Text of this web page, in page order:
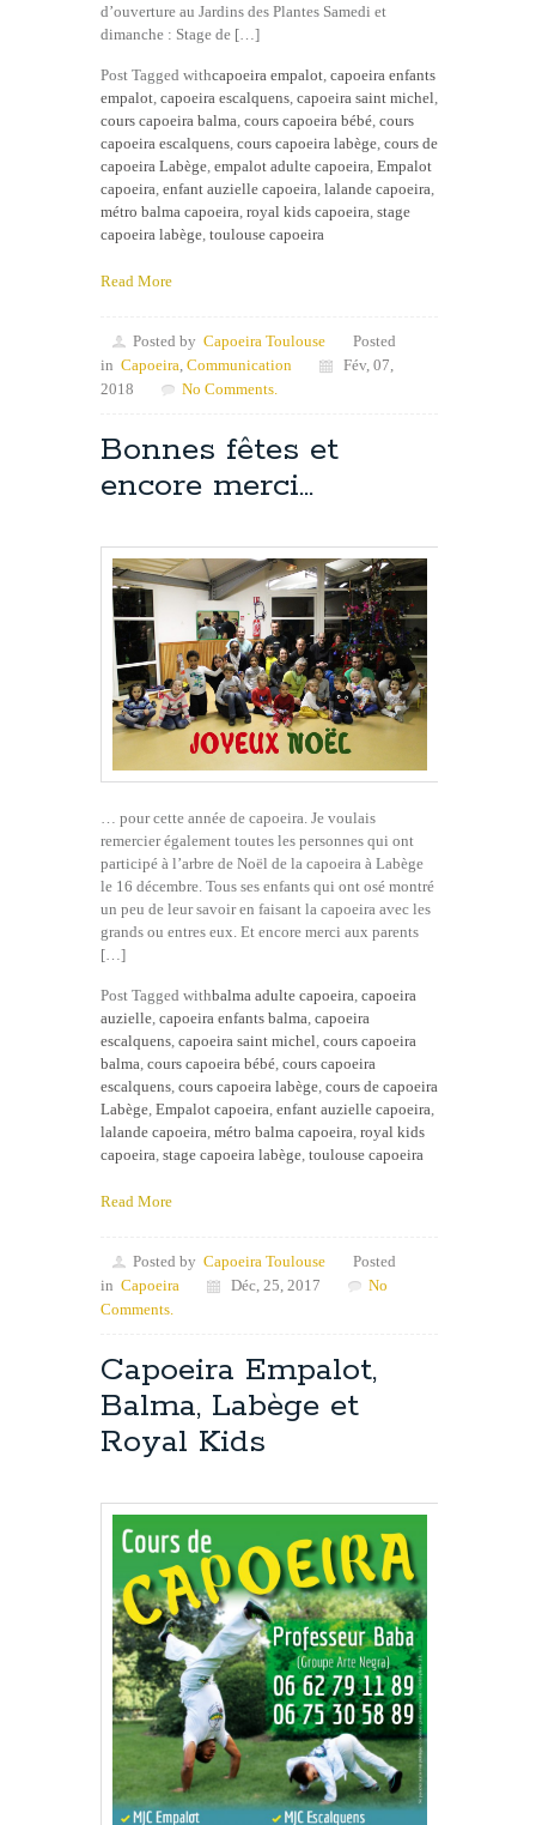
d’ouverture au Jardins des Plantes Samedi et
dimanche : Stage de […]
Post Tagged withcapoeira empalot capoeira enfants
empalot capoeira escalquens capoeira saint michel
cours capoeira balma cours capoeira bébé cours
capoeira escalquens cours capoeira labège cours de
capoeira Labège empalot adulte capoeira Empalot
capoeira enfant auzielle capoeira lalande capoeira
métro balma capoeira royal kids capoeira stage
capoeira labège toulouse capoeira
Read More
Posted by Capoeira Toulouse
Posted
in Capoeira Communication
Fév, 07,
2018
No Comments.
Bonnes fêtes et
encore merci…
… pour cette année de capoeira. Je voulais
remercier également toutes les personnes qui ont
participé à l’arbre de Noël de la capoeira à Labège
le 16 décembre. Tous ses enfants qui ont osé montré
un peu de leur savoir en faisant la capoeira avec les
grands ou entres eux. Et encore merci aux parents
[…]
Post Tagged withbalma adulte capoeira capoeira
auzielle capoeira enfants balma capoeira
escalquens capoeira saint michel cours capoeira
balma cours capoeira bébé cours capoeira
escalquens cours capoeira labège cours de capoeira
Labège Empalot capoeira enfant auzielle capoeira
lalande capoeira métro balma capoeira royal kids
capoeira stage capoeira labège toulouse capoeira
Read More
Posted by Capoeira Toulouse
Posted
in Capoeira Déc, 25, 2017
No
Comments.
Capoeira Empalot,
Balma, Labège et
Royal Kids